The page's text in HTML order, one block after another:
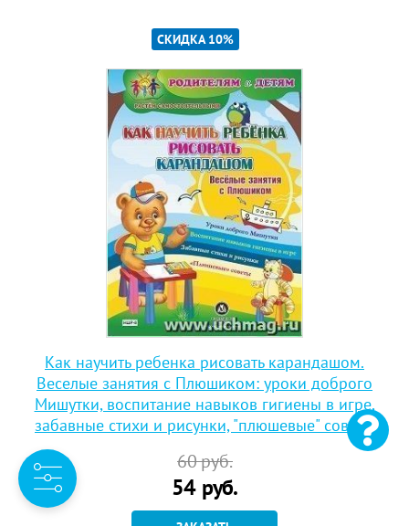
СКИДКА 10%
Как научить ребенка рисовать карандашом.
Веселые занятия с Плюшиком: уроки доброго
Мишутки, воспитание навыков гигиены в игре,
забавные стихи и рисунки, "плюшевые" советы
60руб.
54руб.